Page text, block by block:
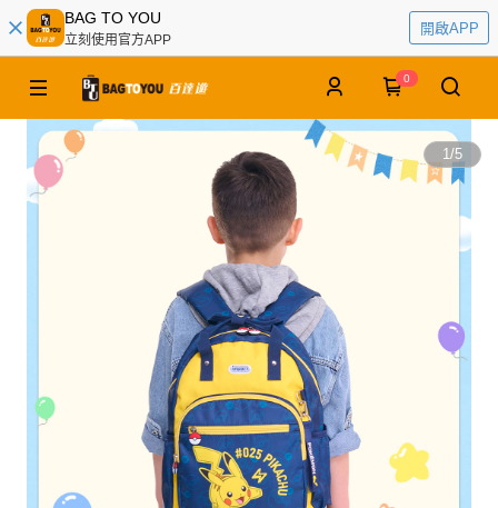
BAG TO YOU
立刻使用官方APP
開啟APP
0
1/5